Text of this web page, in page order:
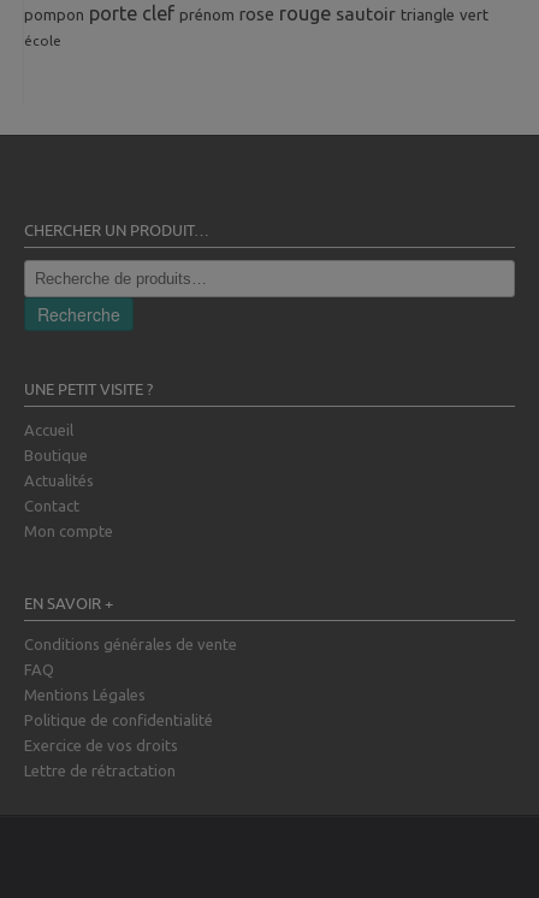
pompon porte clef prénom rose rouge sautoir triangle vert
école
CHERCHER UN PRODUIT…
Recherche
pour :
Recherche
UNE PETIT VISITE ?
Accueil
Boutique
Actualités
Contact
Mon compte
EN SAVOIR +
Conditions générales de vente
FAQ
Mentions Légales
Politique de confidentialité
Exercice de vos droits
Lettre de rétractation